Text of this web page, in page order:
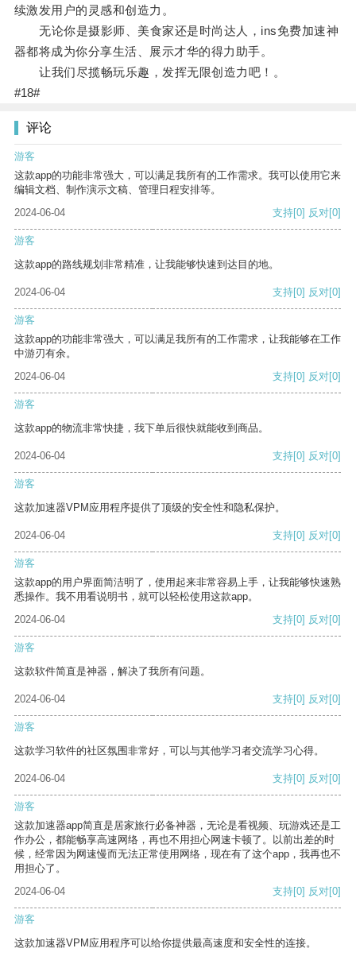
续激发用户的灵感和创造力。
无论你是摄影师、美食家还是时尚达人，ins免费加速神
器都将成为你分享生活、展示才华的得力助手。
让我们尽揽畅玩乐趣，发挥无限创造力吧！。
#18#
评论
游客
这款app的功能非常强大，可以满足我所有的工作需求。我可以使用它来
编辑文档、制作演示文稿、管理日程安排等。
2024-06-04
支持[0] 反对[0]
游客
这款app的路线规划非常精准，让我能够快速到达目的地。
2024-06-04 支持[0] 反对[0]
游客
这款app的功能非常强大，可以满足我所有的工作需求，让我能够在工作
中游刃有余。
2024-06-04
支持[0] 反对[0]
游客
这款app的物流非常快捷，我下单后很快就能收到商品。
2024-06-04 支持[0] 反对[0]
游客
这款加速器VPM应用程序提供了顶级的安全性和隐私保护。
2024-06-04 支持[0] 反对[0]
游客
这款app的用户界面简洁明了，使用起来非常容易上手，让我能够快速熟
悉操作。我不用看说明书，就可以轻松使用这款app。
2024-06-04
支持[0] 反对[0]
游客
这款软件简直是神器，解决了我所有问题。
2024-06-04 支持[0] 反对[0]
游客
这款学习软件的社区氛围非常好，可以与其他学习者交流学习心得。
2024-06-04 支持[0] 反对[0]
游客
这款加速器app简直是居家旅行必备神器，无论是看视频、玩游戏还是工
作办公，都能畅享高速网络，再也不用担心网速卡顿了。以前出差的时
候，经常因为网速慢而无法正常使用网络，现在有了这个app，我再也不
用担心了。
2024-06-04
支持[0] 反对[0]
游客
这款加速器VPM应用程序可以给你提供最高速度和安全性的连接。